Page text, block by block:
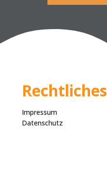
Rechtliches
Impressum
Datenschutz